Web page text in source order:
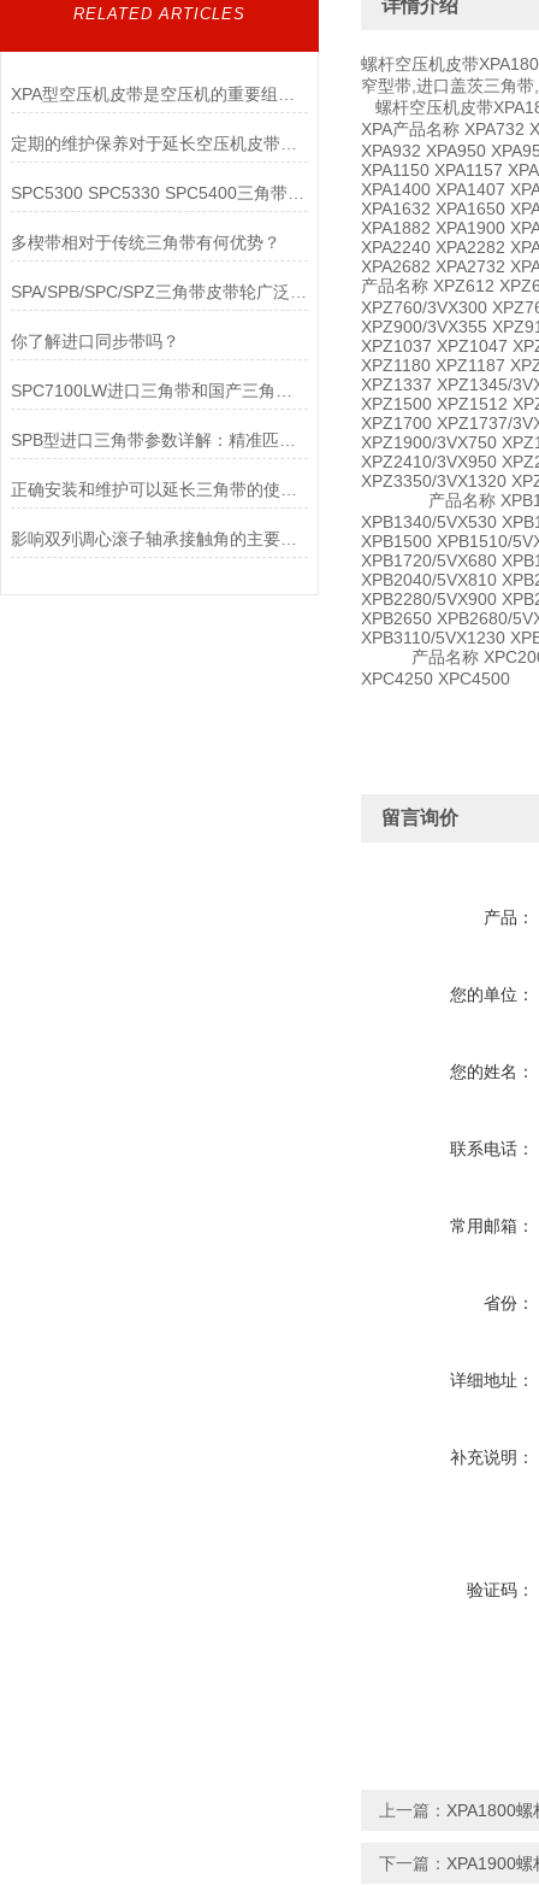
RELATED ARTICLES
多楔带相对于传统三角带有何优势？
你了解进口同步带吗？
影响双列调心滚子轴承接触角的主要加工因素有哪些？
详情介绍
螺杆空压机皮带
窄型带,进口盖茨三角
螺杆空压机皮带
XPA产品名称 XPA732
XPA932 XPA950
XPA1150 XPA1157
XPA1400 XPA1407
XPA1632 XPA1650
XPA1882 XPA1900
XPA2240 XPA2282
XPA2682 XPA2732
产品名称 XPZ612
XPZ760/3VX300
XPZ900/3VX355
XPZ1037 XPZ1047
XPZ1180 XPZ1187
XPZ1337 XPZ1345/
XPZ1500 XPZ1512
XPZ1700 XPZ1737/
XPZ1900/3VX750
XPZ2410/3VX950
XPZ3350/3VX1320
产品名称 XPB1130/
XPB1340/5VX530
XPB1500 XPB1510/
XPB1720/5VX680
XPB2040/5VX810
XPB2280/5VX900
XPB2650 XPB2680/
XPB3110/5VX1230
产品名称 XPC2000
XPC4250 XPC4500
留言询价
产品：
您的单位：
您的姓名：
联系电话：
常用邮箱：
省份：
详细地址：
补充说明：
验证码：
上一篇： XPA1800
下一篇： XPA1900